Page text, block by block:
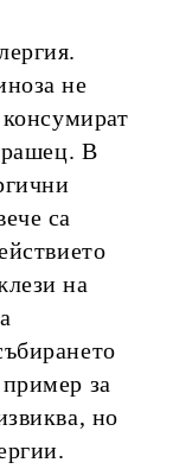
не
В
са
на
за
но